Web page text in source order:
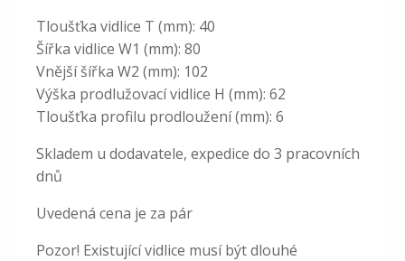
Tloušťka vidlice T (mm): 40
Šířka vidlice W1 (mm): 80
Vnější šířka W2 (mm): 102
Výška prodlužovací vidlice H (mm): 62
Tloušťka profilu prodloužení (mm): 6
Skladem u dodavatele, expedice do 3 pracovních
dnů
Uvedená cena je za pár
Pozor! Existující vidlice musí být dlouhé